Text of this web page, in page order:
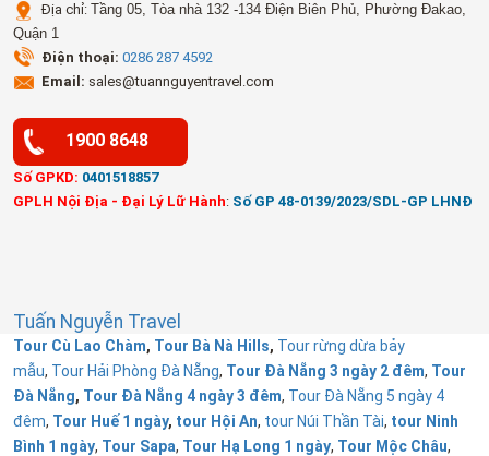
Địa chỉ:Tầng 05, Tòa nhà 132 -134 Điện Biên Phủ, Phường Đakao,
Quận 1
Điện thoại: 0286 287 4592
Email: sales@tuannguyentravel.com
1900 8648
Số GPKD: 0401518857
GPLH Nội Địa - Đại Lý Lữ Hành: Số GP 48-0139/2023/SDL-GP LHNĐ
Tuấn Nguyễn Travel
Tour Cù Lao Chàm, Tour Bà Nà Hills, Tour rừng dừa bảy
mẫu, Tour Hải Phòng Đà Nẵng, Tour Đà Nẵng 3 ngày 2 đêm, Tour
Đà Nẵng, Tour Đà Nẵng 4 ngày 3 đêm, Tour Đà Nẵng 5 ngày 4
đêm, Tour Huế 1 ngày, tour Hội An, tour Núi Thần Tài, tour Ninh
Bình 1 ngày, Tour Sapa, Tour Hạ Long 1 ngày, Tour Mộc Châu,